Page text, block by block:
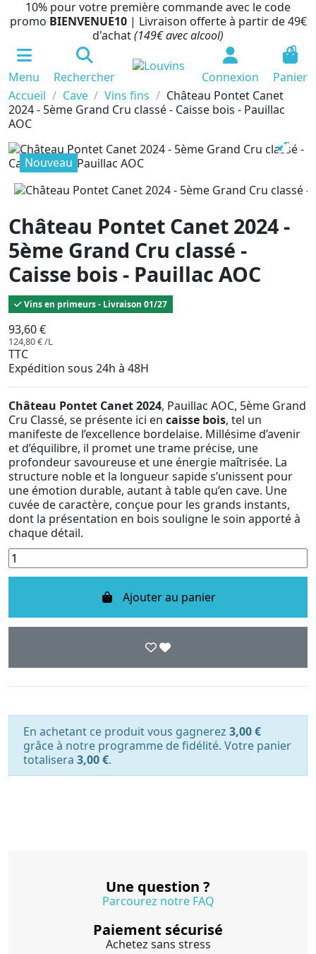
10% pour votre première commande avec le code
promo BIENVENUE10 | Livraison offerte à partir de 49€
d'achat(149€ avec alcool)
Menu Rechercher Connexion
0
Panier
Accueil
Cave Vins fins
Château Pontet Canet
2024 - 5ème Grand Cru classé - Caisse bois - Pauillac
AOC
Nouveau
Château Pontet Canet 2024 -
5ème Grand Cru classé -
Caisse bois - Pauillac AOC
Vins en primeurs - Livraison 01/27
93,60 €
124,80 € /L
TTC
Expédition sous 24h à 48H
Château Pontet Canet 2024, Pauillac AOC, 5ème Grand
Cru Classé, se présente ici en caisse bois, tel un
manifeste de l’excellence bordelaise. Millésime d’avenir
et d’équilibre, il promet une trame précise, une
profondeur savoureuse et une énergie maîtrisée. La
structure noble et la longueur sapide s’unissent pour
une émotion durable, autant à table qu’en cave. Une
cuvée de caractère, conçue pour les grands instants,
dont la présentation en bois souligne le soin apporté à
chaque détail.
Ajouter au panier
En achetant ce produit vous gagnerez 3,00 €
grâce à notre programme de fidélité. Votre panier
totalisera 3,00 €.
Une question ?
Parcourez notre FAQ
Paiement sécurisé
Achetez sans stress